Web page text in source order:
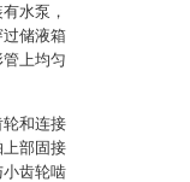
水泵，
储液箱
上均匀
和连接
部固接
齿轮啮